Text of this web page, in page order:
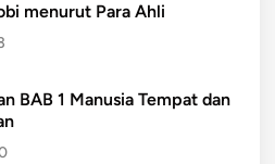
menurut Para Ahli
BAB 1 Manusia Tempat dan